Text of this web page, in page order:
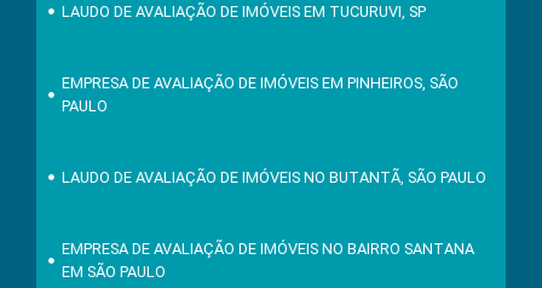
LAUDO DE AVALIAÇÃO DE IMÓVEIS EM TUCURUVI, SP
EMPRESA DE AVALIAÇÃO DE IMÓVEIS EM PINHEIROS, SÃO
PAULO
LAUDO DE AVALIAÇÃO DE IMÓVEIS NO BUTANTÃ, SÃO PAULO
EMPRESA DE AVALIAÇÃO DE IMÓVEIS NO BAIRRO SANTANA
EM SÃO PAULO